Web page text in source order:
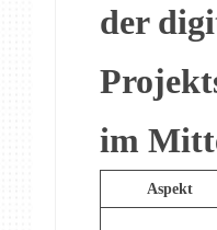
der
im
Aspekt